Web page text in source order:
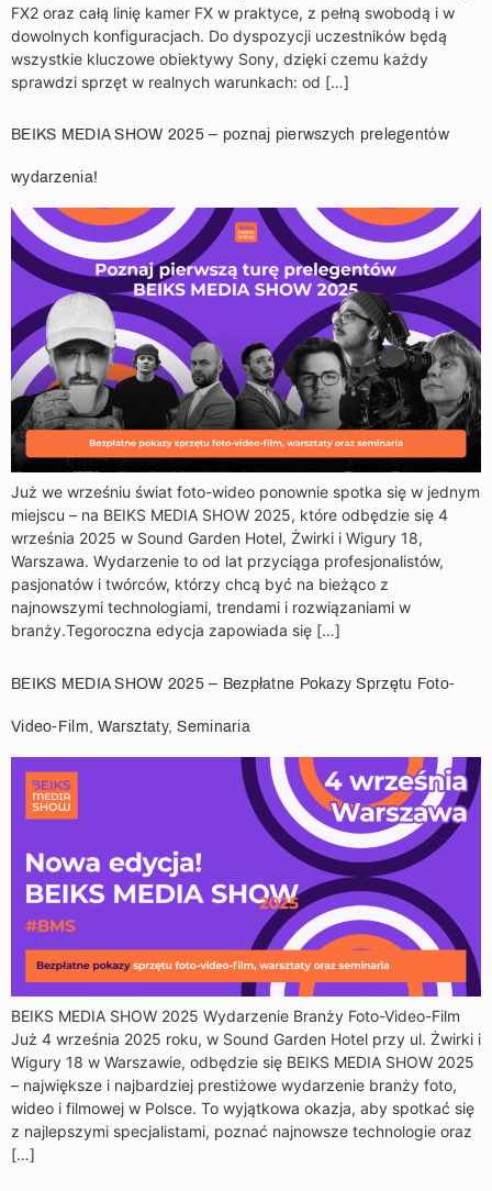
FX2 oraz całą linię kamer FX w praktyce, z pełną swobodą i w
dowolnych konfiguracjach. Do dyspozycji uczestników będą
wszystkie kluczowe obiektywy Sony, dzięki czemu każdy
sprawdzi sprzęt w realnych warunkach: od […]
BEIKS MEDIA SHOW 2025 – poznaj pierwszych prelegentów
wydarzenia!
Już we wrześniu świat foto-wideo ponownie spotka się w jednym
miejscu – na BEIKS MEDIA SHOW 2025, które odbędzie się 4
września 2025 w Sound Garden Hotel, Żwirki i Wigury 18,
Warszawa. Wydarzenie to od lat przyciąga profesjonalistów,
pasjonatów i twórców, którzy chcą być na bieżąco z
najnowszymi technologiami, trendami i rozwiązaniami w
branży.Tegoroczna edycja zapowiada się […]
BEIKS MEDIA SHOW 2025 – Bezpłatne Pokazy Sprzętu Foto-
Video-Film, Warsztaty, Seminaria
BEIKS MEDIA SHOW 2025 Wydarzenie Branży Foto-Video-Film
Już 4 września 2025 roku, w Sound Garden Hotel przy ul. Żwirki i
Wigury 18 w Warszawie, odbędzie się BEIKS MEDIA SHOW 2025
– największe i najbardziej prestiżowe wydarzenie branży foto,
wideo i filmowej w Polsce. To wyjątkowa okazja, aby spotkać się
z najlepszymi specjalistami, poznać najnowsze technologie oraz
[…]